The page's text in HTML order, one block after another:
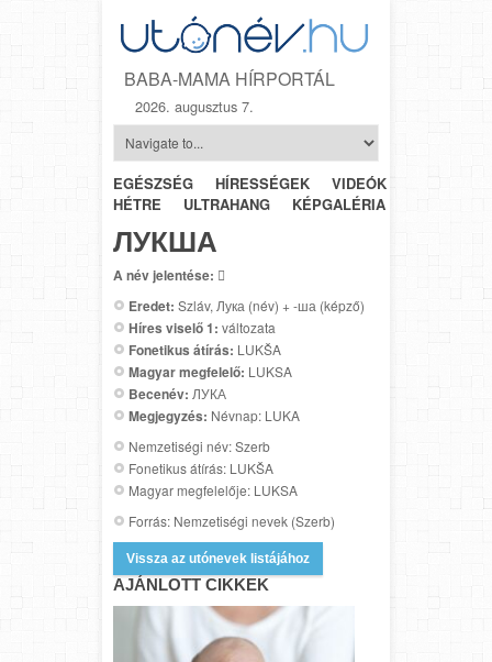
BABA-MAMA HÍRPORTÁL
2026. augusztus 7.
EGÉSZSÉG HÍRESSÉGEK VIDEÓK
HÉTRŐL-
HÉTRE
ULTRAHANG KÉPGALÉRIA
ЛУКША
A név jelentése: 
Eredet: Szláv, Лука (név) + -ша (képző)
Híres viselő 1: változata
Fonetikus átírás: LUKŠA
Magyar megfelelő: LUKSA
Becenév: ЛУКА
Megjegyzés: Névnap: LUKA
Nemzetiségi név: Szerb
Fonetikus átírás: LUKŠA
Magyar megfelelője: LUKSA
Forrás: Nemzetiségi nevek (Szerb)
Vissza az utónevek listájához
AJÁNLOTT CIKKEK